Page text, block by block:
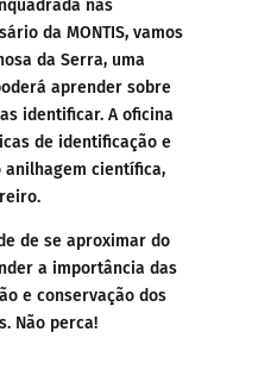
nas
da MONTIS, vamos
da Serra, uma
aprender sobre
identificar. A oficina
de identificação e
anilhagem científica,
de se aproximar do
a importância das
e conservação dos
Não perca!